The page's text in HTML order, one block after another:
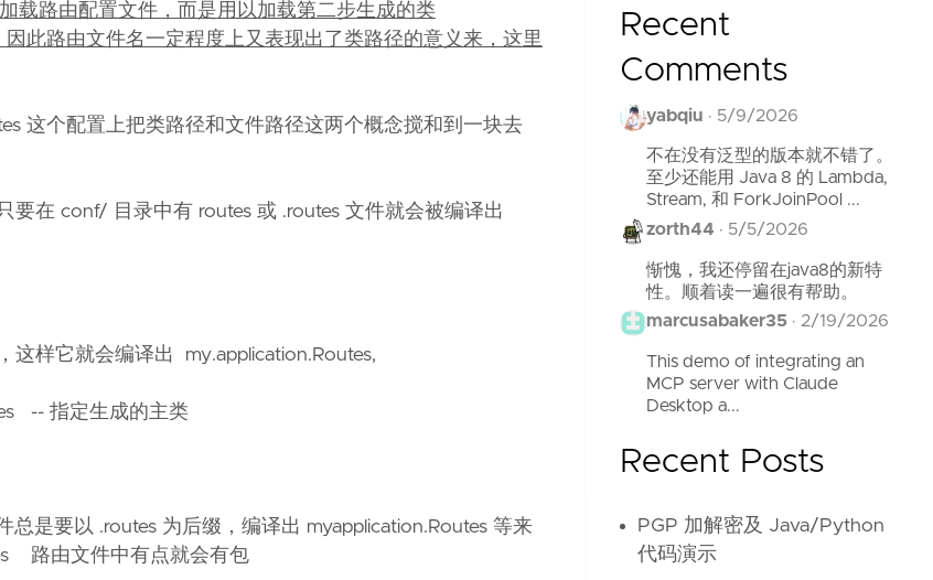
载路由配置文件，而是用以加载第二步生成的类
此路由文件名一定程度上又表现出了类路径的意义来，这里
这个配置上把类路径和文件路径这两个概念搅和到一块去
要在 conf/ 目录中有 routes 或 .routes 文件就会被编译出
它就会编译出 my.application.Routes,
-- 指定生成的主类
要以 .routes 为后缀，编译出 myapplication.Routes 等来
路由文件中有点就会有包
Recent
Comments
yabqiu · 5/9/2026
不在没有泛型的版本就不错了。
至少还能用 Java 8 的 Lambda,
Stream, 和 ForkJoinPool ...
zorth44 · 5/5/2026
惭愧，我还停留在java8的新特
性。顺着读一遍很有帮助。
marcusabaker35 · 2/19/2026
This demo of integrating an
MCP server with Claude
Desktop a...
Recent Posts
PGP 加解密及 Java/Python
代码演示